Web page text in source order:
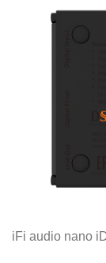
iFi audio nano